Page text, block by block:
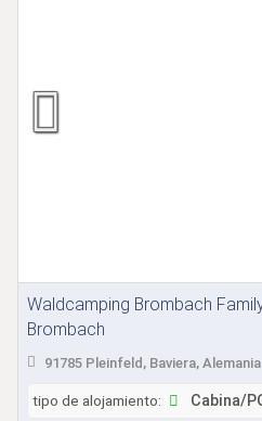
Waldcamping Brombach
Brombach
91785 Pleinfeld, Baviera, Alemania
tipo de alojamiento: Cabina/